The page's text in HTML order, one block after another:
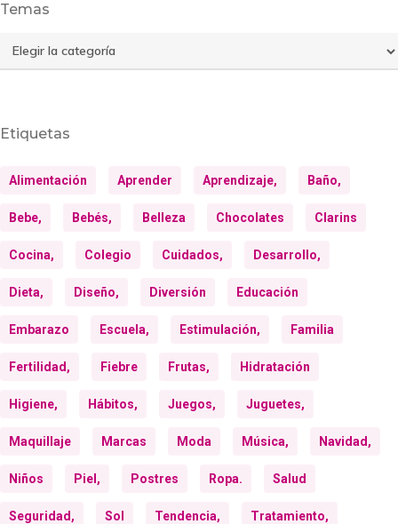
Temas
Temas
Etiquetas
Alimentación Aprender Aprendizaje, Baño,
Bebe, Bebés, Belleza Chocolates Clarins
Cocina, Colegio Cuidados, Desarrollo,
Dieta, Diseño, Diversión Educación
Embarazo Escuela, Estimulación, Familia
Fertilidad, Fiebre Frutas, Hidratación
Higiene, Hábitos, Juegos, Juguetes,
Maquillaje Marcas Moda Música, Navidad,
Niños Piel, Postres Ropa. Salud
Seguridad, Sol Tendencia, Tratamiento,